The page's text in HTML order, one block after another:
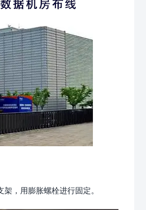
，用膨胀螺栓进行固定。